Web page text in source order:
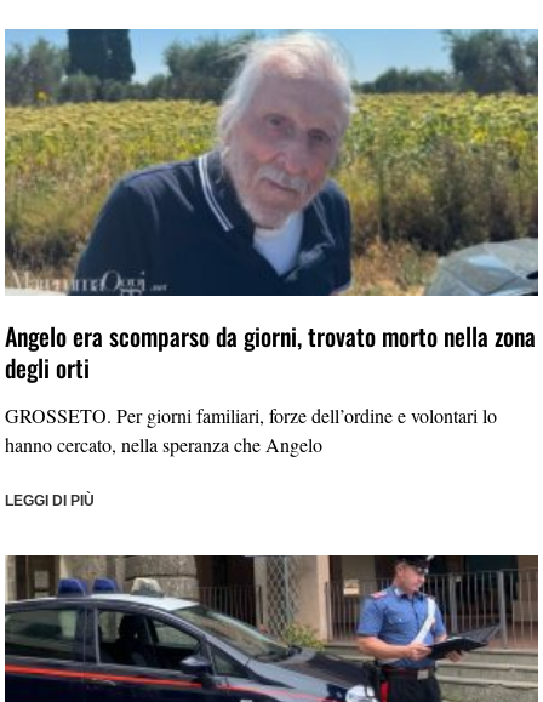
Angelo era scomparso da giorni, trovato morto nella zona
degli orti
GROSSETO. Per giorni familiari, forze dell’ordine e volontari lo
hanno cercato, nella speranza che Angelo
LEGGI DI PIÙ